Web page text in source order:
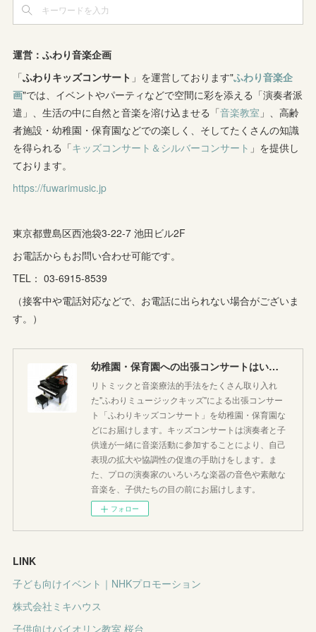
(3)
(2)
(1
(2)
(8)
(5 )
(9
(1)
(6)
(5)
(4
(7 )
(8
(8)
(3)
(7)
(10
(
(7)
(
(8)
(6)
(4)
(2)
(3)
(
(7)
( 4)
5)
(7)
(9)
(3)
運営：ふわり音楽企画
「ふわりキッズコンサート 」を運営しております"ふわり音楽企
画"では、イベントやパーティなどで空間に彩を添える「演奏者派
遣」、生活の中に自然と音楽を溶け込ませる「音楽教室 」、高齢
者施設・幼稚園・保育園などでの楽しく、そしてたくさんの知識
を得られる「キッズコンサート＆シルバーコンサート 」を提供し
ております。
https://fuwarimusic.jp
東京都豊島区西池袋3-22-7 池田ビル2F
お電話からもお問い合わせ可能です。
TEL： 03-6915-8539
（接客中や電話対応などで、お電話に出られない場合がございま
す。）
幼稚園・保育園への出張コンサートはいかがですか♪
リトミックと音楽療法的手法をたくさん取り入れ
た"ふわりミュージックキッズ"による出張コンサー
ト「ふわりキッズコンサート」を幼稚園・保育園な
どにお届けします。キッズコンサートは演奏者と子
供達が一緒に音楽活動に参加することにより、自己
表現の拡大や協調性の促進の手助けをします。ま
た、プロの演奏家のいろいろな楽器の音色や素敵な
音楽を、子供たちの目の前にお届けします。
フォロー
LINK
子ども向けイベント｜NHKプロモーション
株式会社ミキハウス
子供向けバイオリン教室 桜台